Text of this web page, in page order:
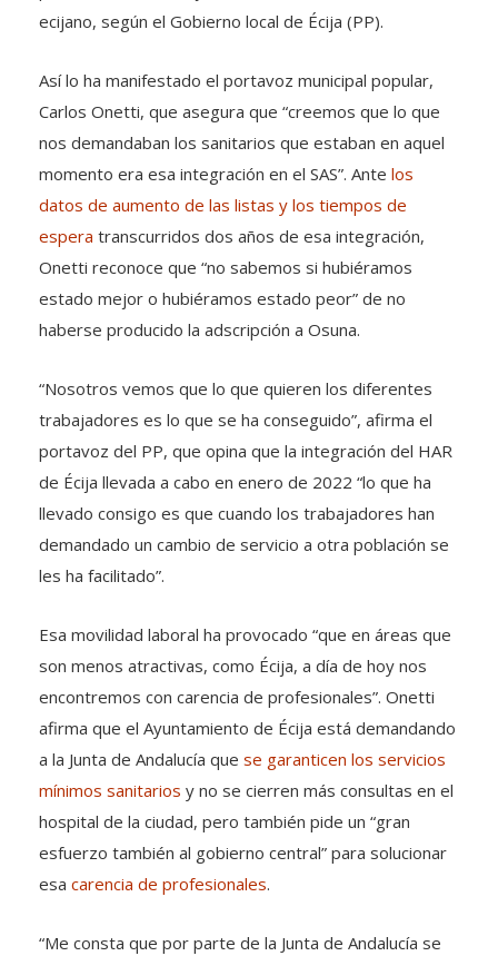
ecijano, según el Gobierno local de Écija (PP).
Así lo ha manifestado el portavoz municipal popular,
Carlos Onetti, que asegura que “creemos que lo que
nos demandaban los sanitarios que estaban en aquel
momento era esa integración en el SAS”. Ante los
datos de aumento de las listas y los tiempos de
espera transcurridos dos años de esa integración,
Onetti reconoce que “no sabemos si hubiéramos
estado mejor o hubiéramos estado peor” de no
haberse producido la adscripción a Osuna.
“Nosotros vemos que lo que quieren los diferentes
trabajadores es lo que se ha conseguido”, afirma el
portavoz del PP, que opina que la integración del HAR
de Écija llevada a cabo en enero de 2022 “lo que ha
llevado consigo es que cuando los trabajadores han
demandado un cambio de servicio a otra población se
les ha facilitado”.
Esa movilidad laboral ha provocado “que en áreas que
son menos atractivas, como Écija, a día de hoy nos
encontremos con carencia de profesionales”. Onetti
afirma que el Ayuntamiento de Écija está demandando
a la Junta de Andalucía que se garanticen los servicios
mínimos sanitarios y no se cierren más consultas en el
hospital de la ciudad, pero también pide un “gran
esfuerzo también al gobierno central” para solucionar
esa carencia de profesionales.
“Me consta que por parte de la Junta de Andalucía se